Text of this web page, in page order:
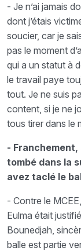
- Je n’ai jamais
dont j’étais
soucier, car je
pas le moment
qui a un statut à
le travail paye
tout. Je ne suis
content, si je ne
tous tirer dans le
- Franchement,
tombé dans la
avez taclé le
- Contre le
Eulma était
Bounedjah,
balle est partie